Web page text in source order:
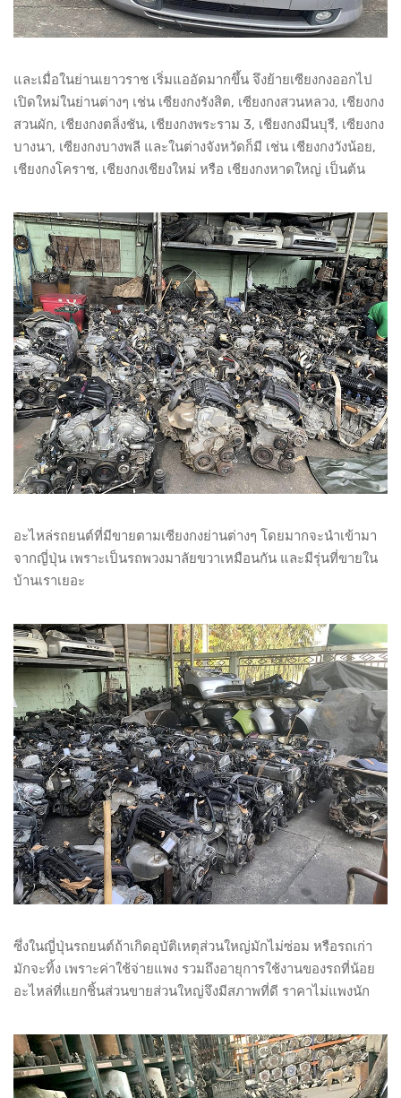
และเมื่อในย่านเยาวราช เริ่มแออัดมากขึ้น จึงย้ายเซียงกงออกไป
เปิดใหม่ในย่านต่างๆ เช่น เซียงกงรังสิต, เซียงกงสวนหลวง, เชียงกง
สวนผัก, เชียงกงตลิ่งชัน, เชียงกงพระราม 3, เชียงกงมีนบุรี, เซียงกง
บางนา, เซียงกงบางพลี และในต่างจังหวัดก็มี เช่น เชียงกงวังน้อย,
เชียงกงโคราช, เชียงกงเชียงใหม่ หรือ เชียงกงหาดใหญ่ เป็นต้น
อะไหล่รถยนต์ที่มีขายตามเซียงกงย่านต่างๆ โดยมากจะนำเข้ามา
จากญี่ปุ่น เพราะเป็นรถพวงมาลัยขวาเหมือนกัน และมีรุ่นที่ขายใน
บ้านเราเยอะ
ซึ่งในญี่ปุ่นรถยนต์ถ้าเกิดอุบัติเหตุส่วนใหญ่มักไม่ซ่อม หรือรถเก่า
มักจะทิ้ง เพราะค่าใช้จ่ายแพง รวมถึงอายุการใช้งานของรถที่น้อย
อะไหล่ที่แยกชิ้นส่วนขายส่วนใหญ่จึงมีสภาพที่ดี ราคาไม่แพงนัก